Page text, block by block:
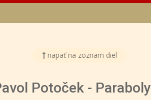
napäť na zoznam diel
Potoček - Paraboly